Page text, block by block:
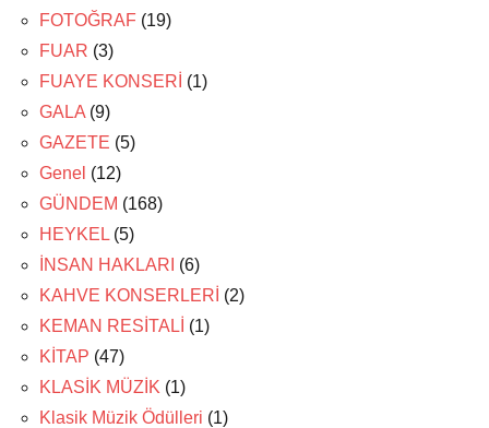
FOTOĞRAF (19)
FUAR (3)
FUAYE KONSERİ (1)
GALA (9)
GAZETE (5)
Genel (12)
GÜNDEM (168)
HEYKEL (5)
İNSAN HAKLARI (6)
KAHVE KONSERLERİ (2)
KEMAN RESİTALİ (1)
KİTAP (47)
KLASİK MÜZİK (1)
Klasik Müzik Ödülleri (1)